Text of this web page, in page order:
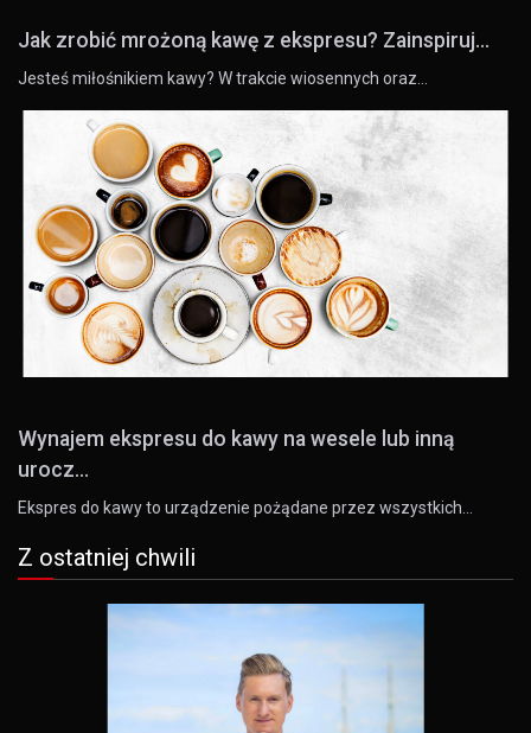
Jak zrobić mrożoną kawę z ekspresu? Zainspiruj...
Jesteś miłośnikiem kawy? W trakcie wiosennych oraz…
Wynajem ekspresu do kawy na wesele lub inną
urocz...
Ekspres do kawy to urządzenie pożądane przez wszystkich…
Z ostatniej chwili